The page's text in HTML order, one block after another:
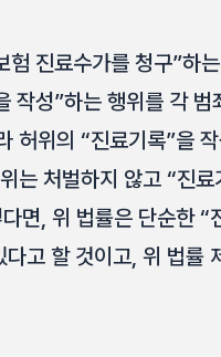
진료수가를 청구”하
작성”하는 행위를 각
허위의 “진료기록”을
는 처벌하지 않고 “진
면, 위 법률은 단순한 “
고 할 것이고, 위 법률